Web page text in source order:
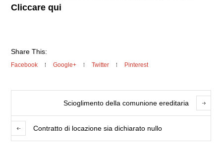
Cliccare qui
Share This:
Facebook Google+ Twitter Pinterest
Scioglimento della comunione ereditaria
Contratto di locazione sia dichiarato nullo